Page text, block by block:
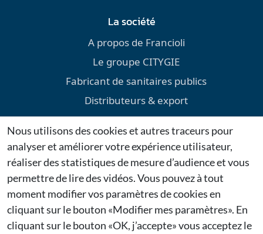
La société
A propos de Francioli
Le groupe CITYGIE
Fabricant de sanitaires publics
Distributeurs & export
Environnement
Téléchargements
Mentions légales
Dernières actualités
Citygie confirme sa présence au Salon Espace Public
2026 à Bruxelles
Nous utilisons des cookies et autres traceurs pour
analyser et améliorer votre expérience utilisateur,
réaliser des statistiques de mesure d’audience et vous
permettre de lire des vidéos. Vous pouvez à tout
moment modifier vos paramètres de cookies en
cliquant sur le bouton «Modifier mes paramètres». En
cliquant sur le bouton «OK, j’accepte» vous acceptez le